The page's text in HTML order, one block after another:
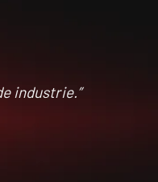
industrie.”